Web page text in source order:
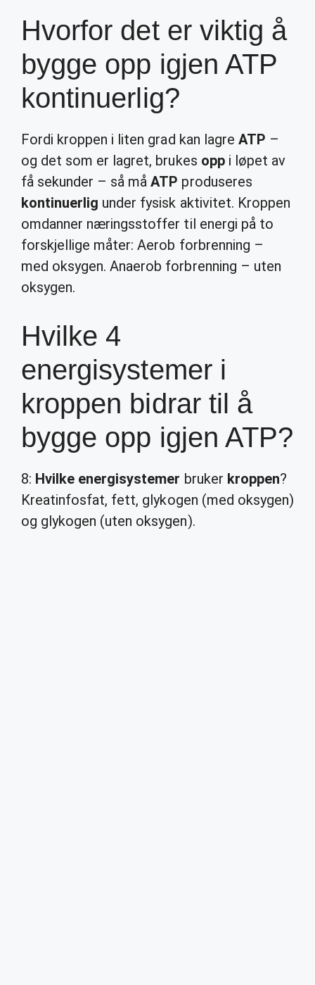
Hvorfor det er viktig å
bygge opp igjen ATP
kontinuerlig?
Fordi kroppen i liten grad kan lagre ATP –
og det som er lagret, brukes oppi løpet av
få sekunder – så måATP produseres
kontinuerlig under fysisk aktivitet. Kroppen
omdanner næringsstoffer til energi på to
forskjellige måter: Aerob forbrenning –
med oksygen. Anaerob forbrenning – uten
oksygen.
Hvilke 4
energisystemer i
kroppen bidrar til å
bygge opp igjen ATP?
8: Hvilke energisystemer bruker kroppen?
Kreatinfosfat, fett, glykogen (med oksygen)
og glykogen (uten oksygen).